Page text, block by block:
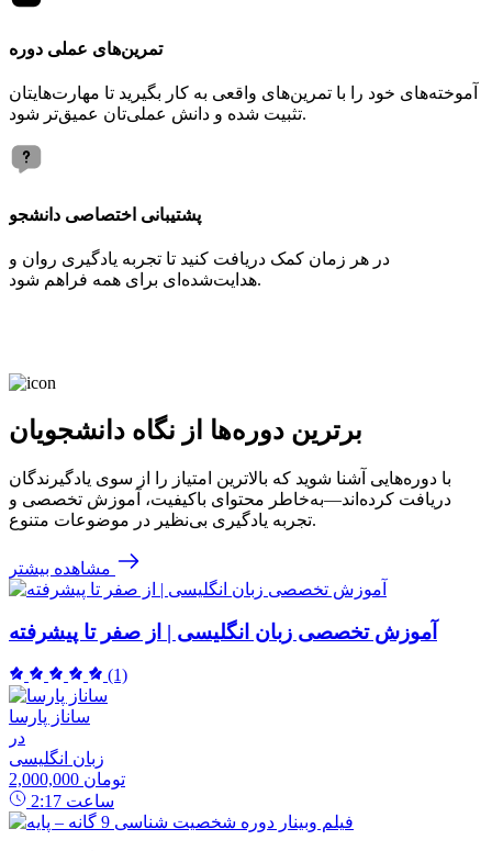
تمرین‌های عملی دوره
آموخته‌های خود را با تمرین‌های واقعی به کار بگیرید تا مهارت‌هایتان
تثبیت شده و دانش عملی‌تان عمیق‌تر شود.
پشتیبانی اختصاصی دانشجو
در هر زمان کمک دریافت کنید تا تجربه یادگیری روان و
هدایت‌شده‌ای برای همه فراهم شود.
برترین دوره‌ها از نگاه دانشجویان
با دوره‌هایی آشنا شوید که بالاترین امتیاز را از سوی یادگیرندگان
دریافت کرده‌اند—به‌خاطر محتوای باکیفیت، آموزش تخصصی و
تجربه یادگیری بی‌نظیر در موضوعات متنوع.
مشاهده بیشتر
آموزش تخصصی زبان انگلیسی | از صفر تا پیشرفته
(1)
ساناز پارسا
در
زبان انگلیسی
2,000,000 تومان
2:17 ساعت